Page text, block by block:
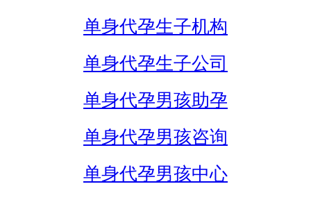
单身代孕生子机构
单身代孕生子公司
单身代孕男孩助孕
单身代孕男孩咨询
单身代孕男孩中心